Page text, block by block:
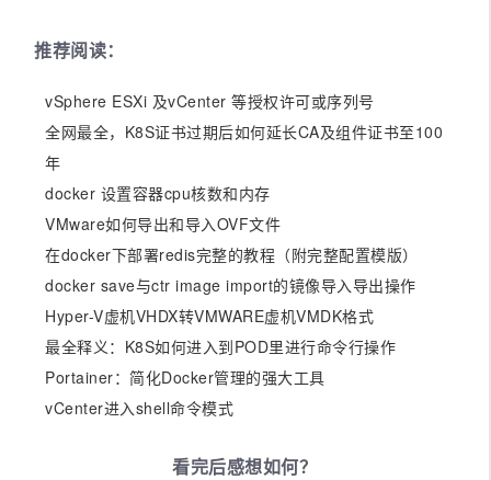
推荐阅读：
vSphere ESXi 及vCenter 等授权许可或序列号
全网最全，K8S证书过期后如何延长CA及组件证书至100
年
docker 设置容器cpu核数和内存
VMware如何导出和导入OVF文件
在docker下部署redis完整的教程（附完整配置模版）
docker save与ctr image import的镜像导入导出操作
Hyper-V虚机VHDX转VMWARE虚机VMDK格式
最全释义：K8S如何进入到POD里进行命令行操作
Portainer：简化Docker管理的强大工具
vCenter进入shell命令模式
看完后感想如何？